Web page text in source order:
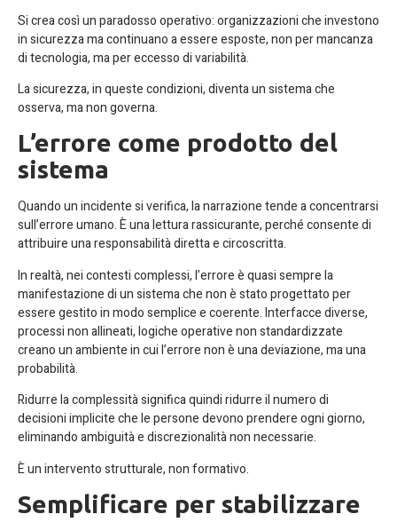
Si crea così un paradosso operativo: organizzazioni che investono
in sicurezza ma continuano a essere esposte, non per mancanza
di tecnologia, ma per eccesso di variabilità.
La sicurezza, in queste condizioni, diventa un sistema che
osserva, ma non governa.
L’errore come prodotto del
sistema
Quando un incidente si verifica, la narrazione tende a concentrarsi
sull’errore umano. È una lettura rassicurante, perché consente di
attribuire una responsabilità diretta e circoscritta.
In realtà, nei contesti complessi, l’errore è quasi sempre la
manifestazione di un sistema che non è stato progettato per
essere gestito in modo semplice e coerente. Interfacce diverse,
processi non allineati, logiche operative non standardizzate
creano un ambiente in cui l’errore non è una deviazione, ma una
probabilità.
Ridurre la complessità significa quindi ridurre il numero di
decisioni implicite che le persone devono prendere ogni giorno,
eliminando ambiguità e discrezionalità non necessarie.
È un intervento strutturale, non formativo.
Semplificare per stabilizzare